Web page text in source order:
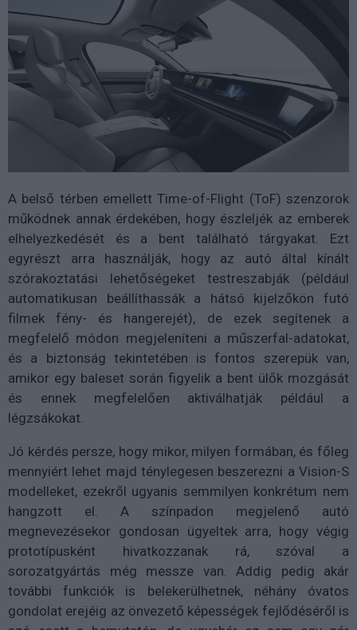
A belső térben emellett Time-of-Flight (ToF) szenzorok
működnek annak érdekében, hogy észleljék az emberek
elhelyezkedését és a bent található tárgyakat. Ezt
egyrészt arra használják, hogy az autó által kínált
szórakoztatási lehetőségeket testreszabják (például
automatikusan beállíthassák a hátsó kijelzőkön futó
filmek fény- és hangerejét), de ezek segítenek a
megfelelő módon megjeleníteni a műszerfal-adatokat,
és a biztonság tekintetében is fontos szerepük van,
amikor egy baleset során figyelik a bent ülők mozgását
és ennek megfelelően aktiválhatják például a
légzsákokat.
Jó kérdés persze, hogy mikor, milyen formában, és főleg
mennyiért lehet majd ténylegesen beszerezni a Vision-S
modelleket, ezekről ugyanis semmilyen konkrétum nem
hangzott el. A színpadon megjelenő autó
megnevezésekor gondosan ügyeltek arra, hogy végig
prototípusként hivatkozzanak rá, szóval a
sorozatgyártás még messze van. Addig pedig akár
további funkciók is belekerülhetnek, néhány óvatos
gondolat erejéig az önvezető képességek fejlődéséről is